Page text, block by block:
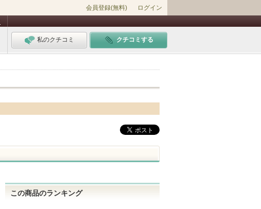
会員登録(無料) ログイン
私のクチコミ クチコミする
この商品のランキング